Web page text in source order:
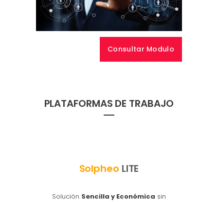
Consultar Modulo
PLATAFORMAS DE TRABAJO
Solpheo LITE
Solución Sencilla y Económica sin